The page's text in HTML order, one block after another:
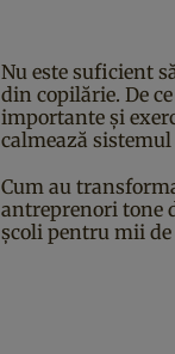
Nu este suficient
din copilărie. De
importante și
calmează sistemul
Cum au
antreprenori tone
școli pentru mii